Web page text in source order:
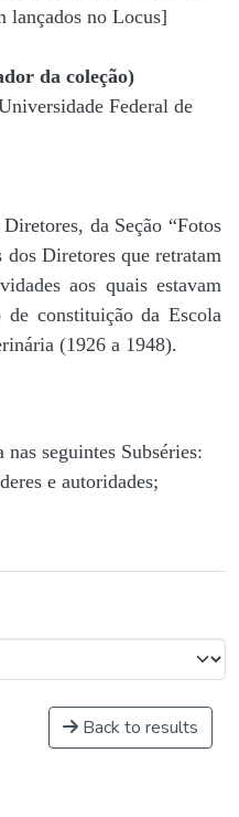
lançados no Locus]
da coleção)
Federal de
da Seção “Fotos
Diretores que retratam
aos quais estavam
constituição da Escola
(1926 a 1948).
seguintes Subséries:
e autoridades;
Back to results